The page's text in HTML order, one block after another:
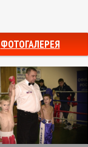
ФОТОГАЛЕРЕЯ